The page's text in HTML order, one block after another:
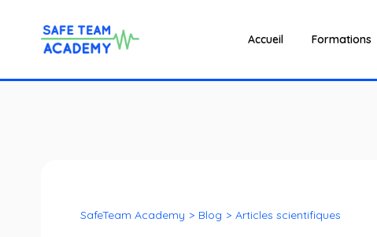
Accueil Formations
SafeTeam Academy > Blog > Articles scientifiques